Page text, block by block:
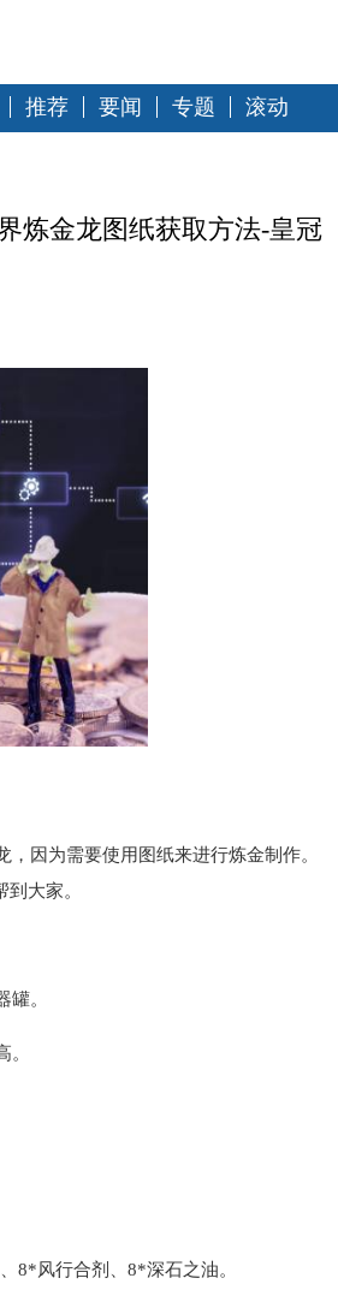
推荐 要闻 专题 滚动
炼金龙图纸获取方法-皇冠
因为需要使用图纸来进行炼金制作。
大家。
。
8*风行合剂、8*深石之油。